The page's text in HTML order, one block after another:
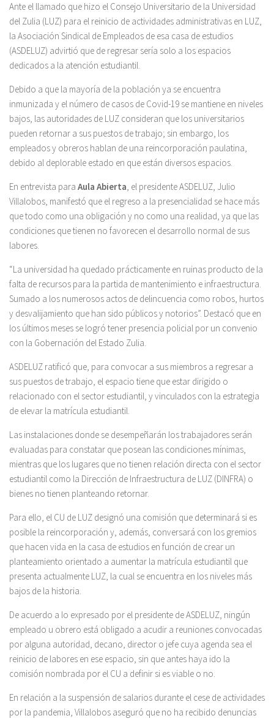
Ante el llamado que hizo el Consejo Universitario de la Universidad
del Zulia (LUZ) para el reinicio de actividades administrativas en LUZ,
la Asociación Sindical de Empleados de esa casa de estudios
(ASDELUZ) advirtió que de regresar sería solo a los espacios
dedicados a la atención estudiantil.
Debido a que la mayoría de la población ya se encuentra
inmunizada y el número de casos de Covid-19 se mantiene en niveles
bajos, las autoridades de LUZ consideran que los universitarios
pueden retornar a sus puestos de trabajo; sin embargo, los
empleados y obreros hablan de una reincorporación paulatina,
debido al deplorable estado en que están diversos espacios.
En entrevista para Aula Abierta, el presidente ASDELUZ, Julio
Villalobos, manifestó que el regreso a la presencialidad se hace más
que todo como una obligación y no como una realidad, ya que las
condiciones que tienen no favorecen el desarrollo normal de sus
labores.
“La universidad ha quedado prácticamente en ruinas producto de la
falta de recursos para la partida de mantenimiento e infraestructura.
Sumado a los numerosos actos de delincuencia como robos, hurtos
y desvalijamiento que han sido públicos y notorios”. Destacó que en
los últimos meses se logró tener presencia policial por un convenio
con la Gobernación del Estado Zulia.
ASDELUZ ratificó que, para convocar a sus miembros a regresar a
sus puestos de trabajo, el espacio tiene que estar dirigido o
relacionado con el sector estudiantil, y vinculados con la estrategia
de elevar la matrícula estudiantil.
Las instalaciones donde se desempeñarán los trabajadores serán
evaluadas para constatar que posean las condiciones mínimas,
mientras que los lugares que no tienen relación directa con el sector
estudiantil como la Dirección de Infraestructura de LUZ (DINFRA) o
bienes no tienen planteando retornar.
Para ello, el CU de LUZ designó una comisión que determinará si es
posible la reincorporación y, además, conversará con los gremios
que hacen vida en la casa de estudios en función de crear un
planteamiento orientado a aumentar la matrícula estudiantil que
presenta actualmente LUZ, la cual se encuentra en los niveles más
bajos de la historia.
De acuerdo a lo expresado por el presidente de ASDELUZ, ningún
empleado u obrero está obligado a acudir a reuniones convocadas
por alguna autoridad, decano, director o jefe cuya agenda sea el
reinicio de labores en ese espacio, sin que antes haya ido la
comisión nombrada por el CU a definir si es viable o no.
En relación a la suspensión de salarios durante el cese de actividades
por la pandemia, Villalobos aseguró que no ha recibido denuncias